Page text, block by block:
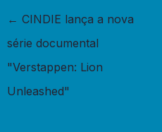
← CINDIE lança a nova
série documental
"Verstappen: Lion
Unleashed"